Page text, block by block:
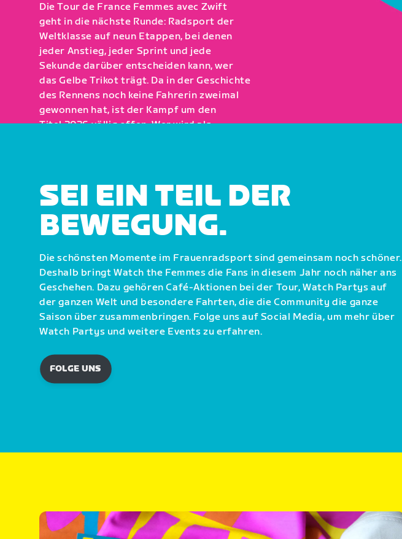
Die Tour de France Femmes avec Zwift
geht in die nächste Runde: Radsport der
Weltklasse auf neun Etappen, bei denen
jeder Anstieg, jeder Sprint und jede
Sekunde darüber entscheiden kann, wer
das Gelbe Trikot trägt. Da in der Geschichte
des Rennens noch keine Fahrerin zweimal
gewonnen hat, ist der Kampf um den
Titel 2026 völlig offen. Wer wird als
SEI EIN TEIL DER
BEWEGUNG.
Die schönsten Momente im Frauenradsport sind gemeinsam noch schöner.
Deshalb bringt Watch the Femmes die Fans in diesem Jahr noch näher ans
Geschehen. Dazu gehören Café-Aktionen bei der Tour, Watch Partys auf
der ganzen Welt und besondere Fahrten, die die Community die ganze
Saison über zusammenbringen. Folge uns auf Social Media, um mehr über
Watch Partys und weitere Events zu erfahren.
FOLGE UNS